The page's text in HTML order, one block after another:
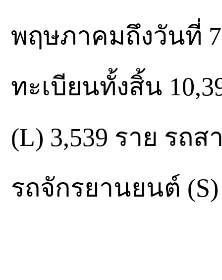
พฤษภาคมถึงวันที่
ทะเบียนทั้งสิ้น
(L) 3,539 ราย รถ
รถจักรยานยนต์ (S)